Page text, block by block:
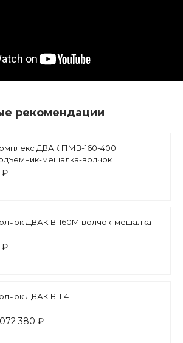
рекомендации
ДВАК ПМВ-160-400
мешалка-волчок
₽
ДВАК В-160М волчок-мешалка
₽
ДВАК В-114
380 ₽